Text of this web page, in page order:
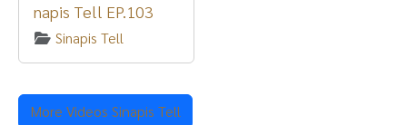
napis Tell EP.103
Sinapis Tell
More Videos Sinapis Tell